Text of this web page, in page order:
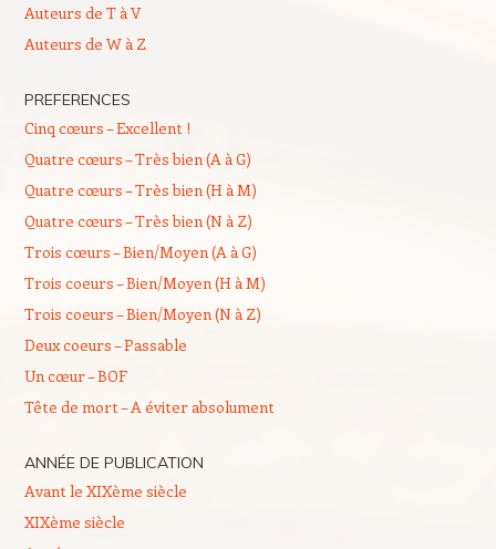
Auteurs de T à V
Auteurs de W à Z
PREFERENCES
Cinq cœurs – Excellent !
Quatre cœurs – Très bien (A à G)
Quatre cœurs – Très bien (H à M)
Quatre cœurs – Très bien (N à Z)
Trois cœurs – Bien/Moyen (A à G)
Trois coeurs – Bien/Moyen (H à M)
Trois coeurs – Bien/Moyen (N à Z)
Deux coeurs – Passable
Un cœur – BOF
Tête de mort – A éviter absolument
ANNÉE DE PUBLICATION
Avant le XIXème siècle
XIXème siècle